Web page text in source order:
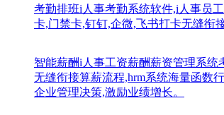
考勤排班i人事考勤系统软件,i人事员
卡,门禁卡,钉钉,企微,飞书打卡无缝衔
智能薪酬i人事工资薪酬薪资管理系统
无缝衔接算薪流程,hrm系统海量函数
企业管理决策,激励业绩增长。